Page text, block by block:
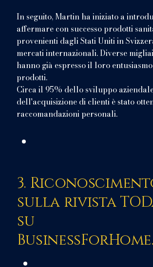
In seguito, Martin ha iniziato a
affermare con successo prodotti
provenienti dagli Stati Uniti in
mercati internazionali. Diverse
hanno già espresso il loro
prodotti.
Circa il 95% dello sviluppo
dell'acquisizione di clienti è stato
raccomandazioni personali.
3.
sulla rivista
su